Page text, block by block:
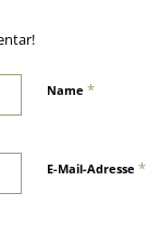
Name *
E-Mail-Adresse *